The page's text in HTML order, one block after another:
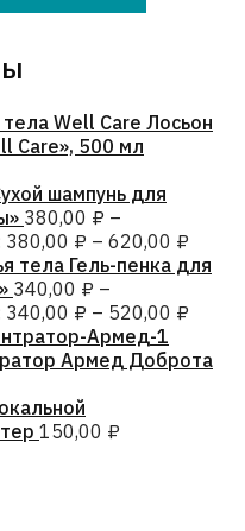
Лосьон
Care», 500 мл
шампунь для
380,00 ₽ –
380,00 ₽ – 620,00 ₽
Гель-пенка для
340,00 ₽ –
340,00 ₽ – 520,00 ₽
Армед Доброта
150,00 ₽